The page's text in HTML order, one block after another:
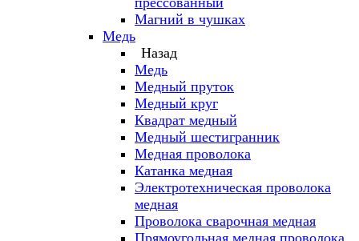
Магний в чушках
Медь
Назад
Медь
Медный пруток
Медный круг
Квадрат медный
Медный шестигранник
Медная проволока
Катанка медная
Электротехническая проволока
медная
Проволока сварочная медная
Прямоугольная медная проволока